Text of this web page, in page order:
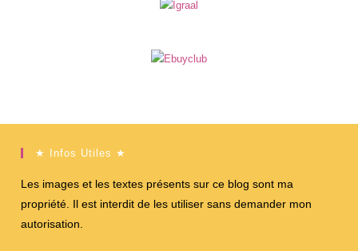
★ Infos Utiles ★
Les images et les textes présents sur ce blog sont ma
propriété. Il est interdit de les utiliser sans demander mon
autorisation.